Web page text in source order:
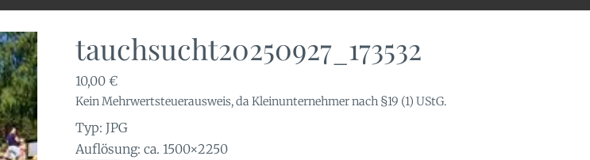
tauchsucht20250927_173532
10,00 €
Kein Mehrwertsteuerausweis, da Kleinunternehmer nach §19 (1) UStG.
Typ: JPG
Auflösung: ca. 1500×2250